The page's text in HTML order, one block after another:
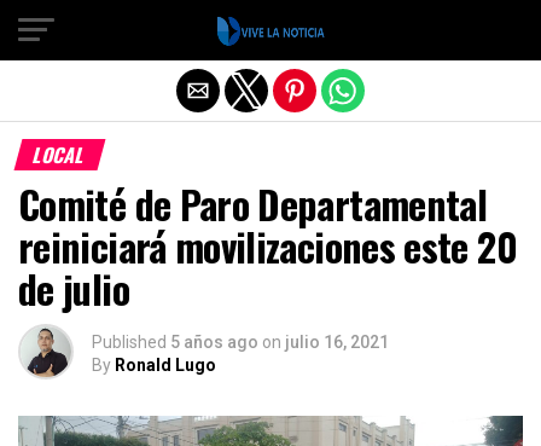
LOCAL
Comité de Paro Departamental
reiniciará movilizaciones este 20
de julio
Published 5 años ago on julio 16, 2021
By Ronald Lugo
Salir de la versión móvil